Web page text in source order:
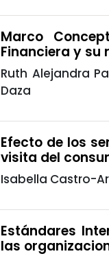
Marco
Financiera y su
Ruth Alejandra
Daza
Efecto de los
visita del
Isabella Castro-
Estándares
las